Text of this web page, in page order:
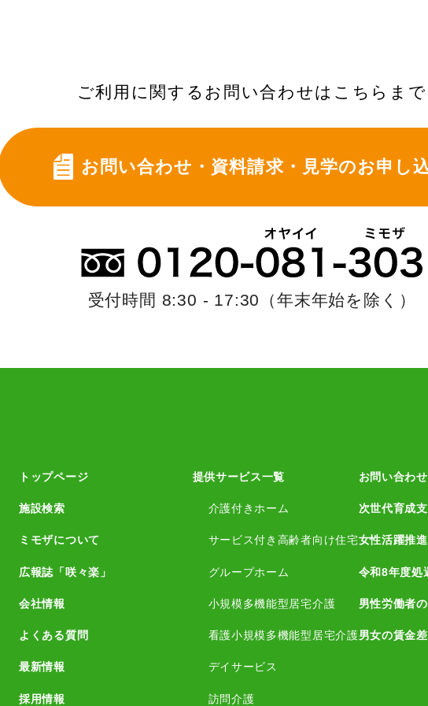
ご利用に関するお問い合わせはこちらまで
お問い合わせ・資料請求・ 見学のお申し
受付時間 8:30 - 17:30 （年末年始を除く）
トップページ
施設検索
ミモザについて
広報誌「咲々楽」
会社情報
よくある質問
最新情報
採用情報
提供サービス一覧
介護付きホーム
サービス付き高齢者向け住宅
グループホーム
小規模多機能型居宅介護
看護小規模多機能型居宅介護
デイサービス
訪問介護
お問い合わ
次世代育成
女性活躍推
令和8年度処
男性労働者
男女の賃金